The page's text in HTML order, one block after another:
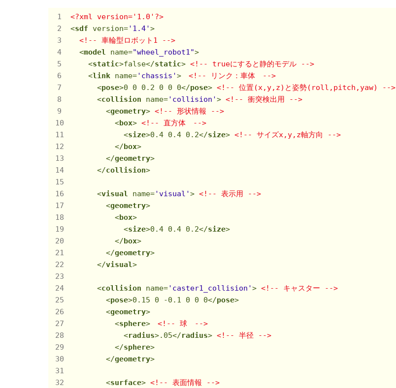
<?xml version='1.0'?>
<sdf version='1.4'>
<!-- 車輪型ロボット1 -->
<model name="wheel_robot1">
<static>false</static> <!-- trueにすると静的モデル -->
<link name='chassis'>
<!-- リンク：車体　-->
<pose>0 0 0.2 0 0 0</pose> <!-- 位置(x,y,z)と姿勢(roll,pitch,yaw) -->
<collision name='collision'> <!-- 衝突検出用 -->
<geometry> <!-- 形状情報 -->
<box> <!-- 直方体　-->
<size>0.4 0.4 0.2</size> <!-- サイズx,y,z軸方向 -->
</box>
</geometry>
</collision>
<visual name='visual'> <!-- 表示用 -->
<geometry>
<box>
<size>0.4 0.4 0.2</size>
</box>
</geometry>
</visual>
<collision name='caster1_collision'> <!-- キャスター -->
<pose>0.15 0 -0.1 0 0 0</pose>
<geometry>
<sphere>
<!-- 球　-->
<radius>.05</radius> <!-- 半径 -->
</sphere>
</geometry>
<surface> <!-- 表面情報 -->